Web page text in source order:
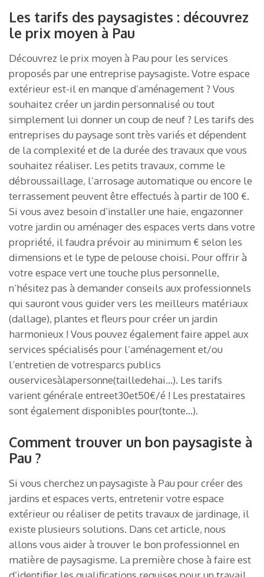
Les tarifs des paysagistes : découvrez
le prix moyen à Pau
Découvrez le prix moyen à Pau pour les services
proposés par une entreprise paysagiste. Votre espace
extérieur est-il en manque d’aménagement ? Vous
souhaitez créer un jardin personnalisé ou tout
simplement lui donner un coup de neuf ? Les tarifs des
entreprises du paysage sont très variés et dépendent
de la complexité et de la durée des travaux que vous
souhaitez réaliser. Les petits travaux, comme le
débroussaillage, l’arrosage automatique ou encore le
terrassement peuvent être effectués à partir de 100 €.
Si vous avez besoin d’installer une haie, engazonner
votre jardin ou aménager des espaces verts dans votre
propriété, il faudra prévoir au minimum € selon les
dimensions et le type de pelouse choisi. Pour offrir à
votre espace vert une touche plus personnelle,
n’hésitez pas à demander conseils aux professionnels
qui sauront vous guider vers les meilleurs matériaux
(dallage), plantes et fleurs pour créer un jardin
harmonieux ! Vous pouvez également faire appel aux
services spécialisés pour l’aménagement et/ou
l’entretien de votresparcs publics
ouservicesàlapersonne(tailledehai…). Les tarifs
varient générale entreet30et50€/é ! Les prestataires
sont également disponibles pour(tonte…).
Comment trouver un bon paysagiste à
Pau ?
Si vous cherchez un paysagiste à Pau pour créer des
jardins et espaces verts, entretenir votre espace
extérieur ou réaliser de petits travaux de jardinage, il
existe plusieurs solutions. Dans cet article, nous
allons vous aider à trouver le bon professionnel en
matière de paysagisme. La première chose à faire est